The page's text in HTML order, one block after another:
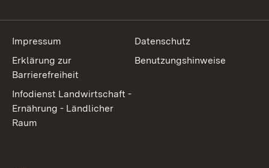
Impressum
Datenschutz
Erklärung zur
Barrierefreiheit
Benutzungshinweise
Infodienst Landwirtschaft -
Ernährung - Ländlicher
Raum